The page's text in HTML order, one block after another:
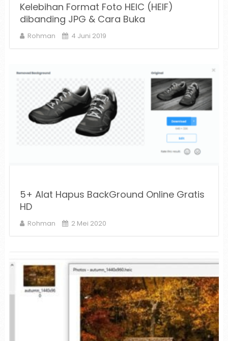
Kelebihan Format Foto HEIC (HEIF)
dibanding JPG & Cara Buka
Rohman 4 Juni 2019
5+ Alat Hapus BackGround Online Gratis
HD
Rohman 2 Mei 2020